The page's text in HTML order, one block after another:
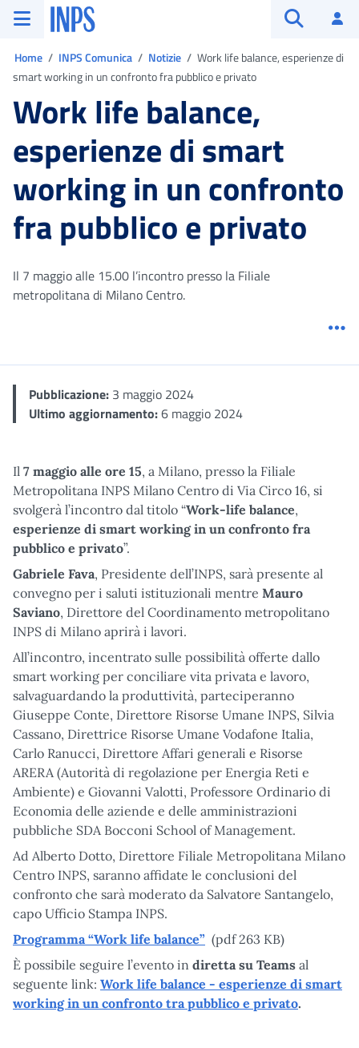
Vai al menu principale
Vai al contenuto principale
Vai al pie' di pagina
INPS ()
Home INPS Comunica Notizie
Work life balance, esperienze di
smart working in un confronto fra pubblico e privato
Work life balance,
esperienze di smart
working in un confronto
fra pubblico e privato
Il 7 maggio alle 15.00 l’incontro presso la Filiale
metropolitana di Milano Centro.
Pubblicazione: 3 maggio 2024
Ultimo aggiornamento:6 maggio 2024
Il 7 maggio alle ore 15, a Milano, presso la Filiale
Metropolitana INPS Milano Centro di Via Circo 16, si
svolgerà l’incontro dal titolo “Work-life balance,
esperienze di smart working in un confronto fra
pubblico e privato”.
Gabriele Fava, Presidente dell’INPS, sarà presente al
convegno per i saluti istituzionali mentre Mauro
Saviano, Direttore del Coordinamento metropolitano
INPS di Milano aprirà i lavori.
All’incontro, incentrato sulle possibilità offerte dallo
smart working per conciliare vita privata e lavoro,
salvaguardando la produttività, parteciperanno
Giuseppe Conte, Direttore Risorse Umane INPS, Silvia
Cassano, Direttrice Risorse Umane Vodafone Italia,
Carlo Ranucci, Direttore Affari generali e Risorse
ARERA (Autorità di regolazione per Energia Reti e
Ambiente) e Giovanni Valotti, Professore Ordinario di
Economia delle aziende e delle amministrazioni
pubbliche SDA Bocconi School of Management.
Ad Alberto Dotto, Direttore Filiale Metropolitana Milano
Centro INPS, saranno affidate le conclusioni del
confronto che sarà moderato da Salvatore Santangelo,
capo Ufficio Stampa INPS.
Programma “Work life balance” (pdf 263 KB)
È possibile seguire l’evento in diretta su Teams al
seguente link: Work life balance - esperienze di smart
working in un confronto tra pubblico e privato.